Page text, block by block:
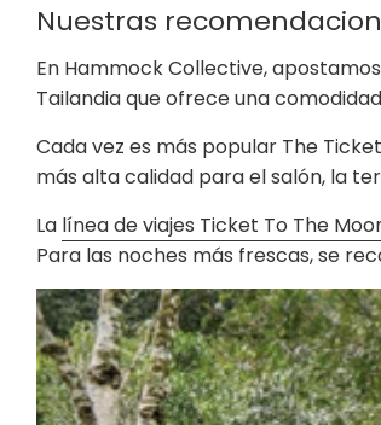
Nuestras
En Hammock Collective,
Tailandia que ofrece una
Cada vez es más popular The
más alta calidad para el salón, la
La línea de viajes Ticket To The
Para las noches más frescas, se